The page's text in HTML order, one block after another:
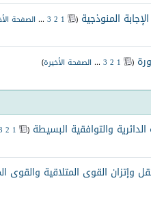
المنوذجية (
1
2
3
... الصفحة
(
1
2
3
... الصفحة الأخيرة)
والتوافقية البسيطة (
1
2
وإتزان القوى المتلاقية والقوى